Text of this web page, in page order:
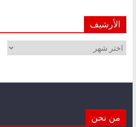
الأرشيف
الأرشيف
من نحن